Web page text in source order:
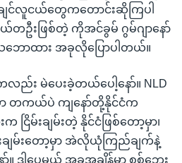
ချင်လူငယ်တွေကတောင်းဆိုကြပါ
တဦးဖြစ်တဲ့ ကိုအင်ခွမ် ဂွမ်ဂျာနော်
ောထား အခုလိုပြောပါတယ်။
လည်း မဲပေးခဲ့တယ်ပေါ့နော်။ NLD
တကယ်ပဲ ကျနော်တို့နိုင်ငံက
က ငြိမ်းချမ်းတဲ့ နိုင်ငံဖြစ်တော့မှာ၊
ချမ်းတော့မှာ အဲလိုယုံကြည်ချက်နဲ့
။ ဒါပေမယ့် အခုအချိန်မှာ စစ်ဘေး